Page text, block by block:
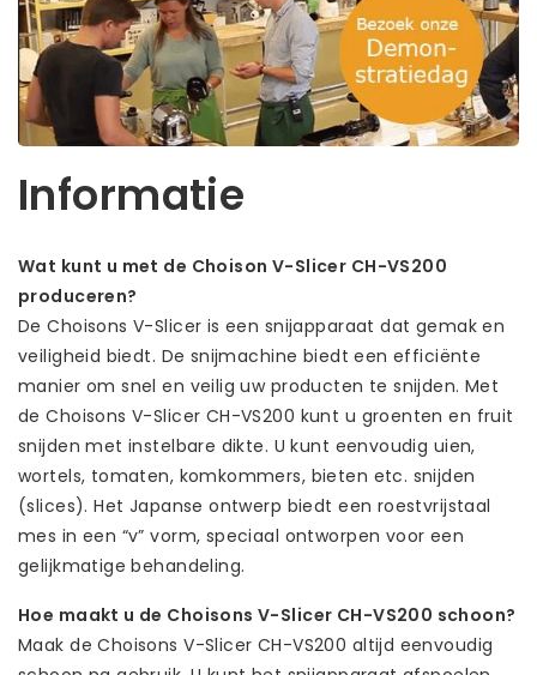
Informatie
Wat kunt u met de Choison V-Slicer CH-VS200
produceren?
De Choisons V-Slicer is een snijapparaat dat gemak en
veiligheid biedt. De snijmachine biedt een efficiënte
manier om snel en veilig uw producten te snijden. Met
de Choisons V-Slicer CH-VS200 kunt u groenten en fruit
snijden met instelbare dikte. U kunt eenvoudig uien,
wortels, tomaten, komkommers, bieten etc. snijden
(slices). Het Japanse ontwerp biedt een roestvrijstaal
mes in een “v” vorm, speciaal ontworpen voor een
gelijkmatige behandeling.
Hoe maakt u de Choisons V-Slicer CH-VS200 schoon?
Maak de Choisons V-Slicer CH-VS200 altijd eenvoudig